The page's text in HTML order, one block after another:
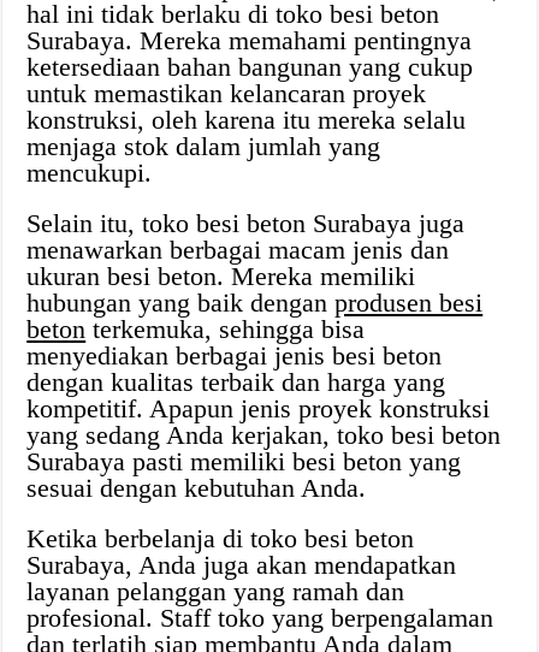
hal ini tidak berlaku di toko besi beton
Surabaya. Mereka memahami pentingnya
ketersediaan bahan bangunan yang cukup
untuk memastikan kelancaran proyek
konstruksi, oleh karena itu mereka selalu
menjaga stok dalam jumlah yang
mencukupi.
Selain itu, toko besi beton Surabaya juga
menawarkan berbagai macam jenis dan
ukuran besi beton. Mereka memiliki
hubungan yang baik denganprodusen besi
beton terkemuka, sehingga bisa
menyediakan berbagai jenis besi beton
dengan kualitas terbaik dan harga yang
kompetitif. Apapun jenis proyek konstruksi
yang sedang Anda kerjakan, toko besi beton
Surabaya pasti memiliki besi beton yang
sesuai dengan kebutuhan Anda.
Ketika berbelanja di toko besi beton
Surabaya, Anda juga akan mendapatkan
layanan pelanggan yang ramah dan
profesional. Staff toko yang berpengalaman
dan terlatih siap membantu Anda dalam